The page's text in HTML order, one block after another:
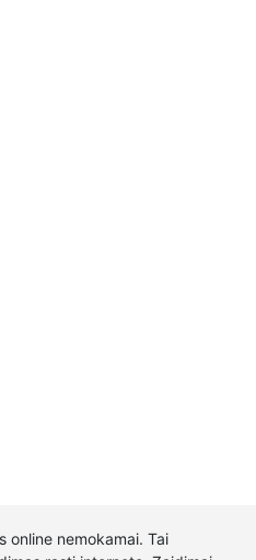
online nemokamai. Tai